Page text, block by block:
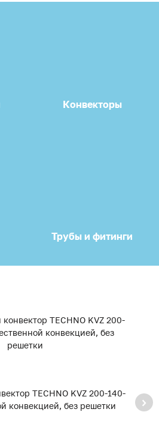
Конвекторы
Трубы и фитинги
TECHNO KVZ 200-140-
конвекцией, без решетки